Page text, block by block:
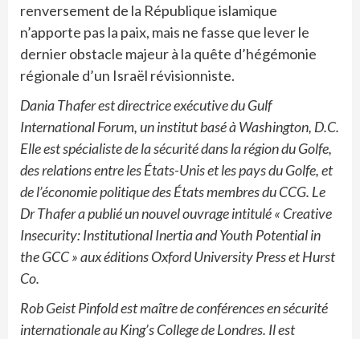
renversement de la République islamique
n’apporte pas la paix, mais ne fasse que lever le
dernier obstacle majeur à la quête d’hégémonie
régionale d’un Israël révisionniste.
Dania Thafer est directrice exécutive du Gulf
International Forum, un institut basé à Washington, D.C.
Elle est spécialiste de la sécurité dans la région du Golfe,
des relations entre les États-Unis et les pays du Golfe, et
de l’économie politique des États membres du CCG. Le
Dr Thafer a publié un nouvel ouvrage intitulé « Creative
Insecurity: Institutional Inertia and Youth Potential in
the GCC » aux éditions Oxford University Press et Hurst
Co.
Rob Geist Pinfold est maître de conférences en sécurité
internationale au King’s College de Londres. Il est